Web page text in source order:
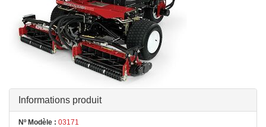
Informations produit
Nº Modèle : 03171